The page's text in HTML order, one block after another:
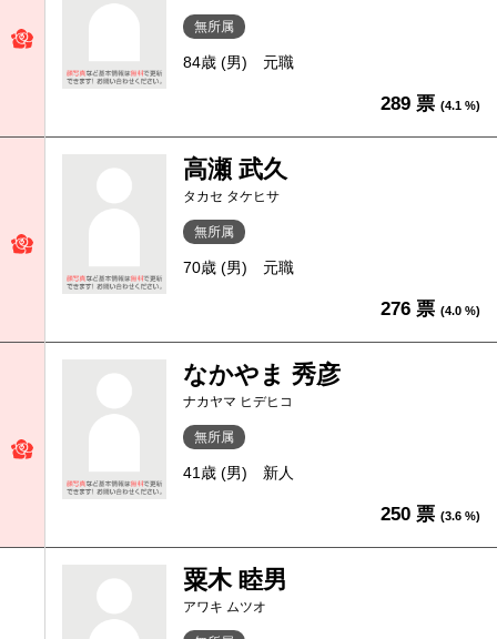
無所属
84歳 (男) 元職
289 票 (4.1 %)
高瀬 武久
タカセ タケヒサ
無所属
70歳 (男) 元職
276 票 (4.0 %)
なかやま 秀彦
ナカヤマ ヒデヒコ
無所属
41歳 (男) 新人
250 票 (3.6 %)
粟木 睦男
アワキ ムツオ